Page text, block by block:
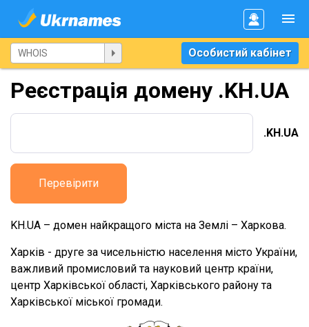
Особистий кабінет
Реєстрація домену .KH.UA
.KH.UA
Перевірити
KH.UA – домен найкращого міста на Землі – Харкова.
Харків - друге за чисельністю населення місто України,
важливий промисловий та науковий центр країни,
центр Харківської області, Харківського району та
Харківської міської громади.